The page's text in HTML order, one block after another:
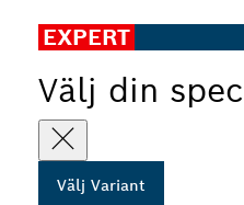
EXPERT
Välj din
Välj Variant